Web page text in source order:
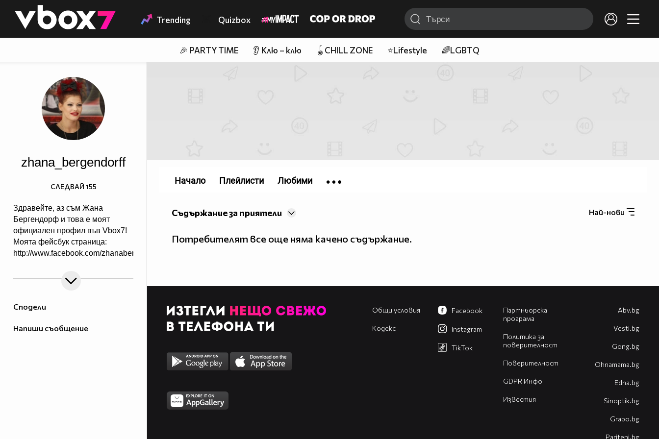
👾 Trending Quizbox
🎉 PARTY TIME 👂 Клю – клю 🪀CHILL ZONE ⭐Lifestyle 🌈LGBTQ
Сподели
Напиши съобщение
zhana_bergendorff
Здравейте, аз съм Жана
Бергендорф и това е моят
официален профил във Vbox7!
Моята фейсбук страница:
http://www.facebook.com/zhanabergendorffofficial
СЛЕДВАЙ 155
Най-нови
Съдържание за приятели
Потребителят все още няма качено съдържание.
Начало Плейлисти Любими
Общи условия
Кодекс
Партньорска
програма
Политика за
поверителност
Поверителност
GDPR Инфо
Известия
Facebook
Instagram
TikTok
Abv.bg
Vesti.bg
Gong.bg
Оhnamama.bg
Edna.bg
Sinoptik.bg
Grabo.bg
Pariteni.bg